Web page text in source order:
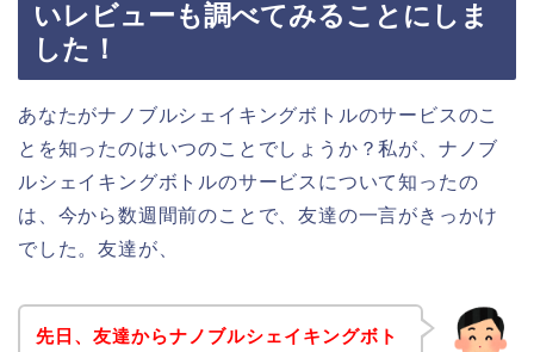
いレビューも調べてみることにしま
した！
あなたがナノブルシェイキングボトルのサービスのこ
とを知ったのはいつのことでしょうか？私が、ナノブ
ルシェイキングボトルのサービスについて知ったの
は、今から数週間前のことで、友達の一言がきっかけ
でした。友達が、
先日、友達からナノブルシェイキングボト